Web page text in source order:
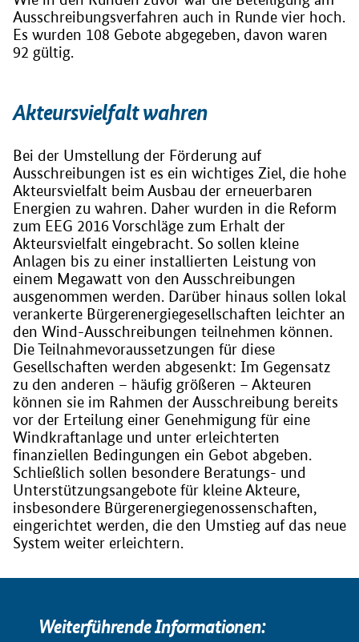
Ausschreibungsverfahren auch in Runde vier hoch.
Es wurden 108 Gebote abgegeben, davon waren
92 gültig.
Akteursvielfalt wahren
Bei der Umstellung der Förderung auf
Ausschreibungen ist es ein wichtiges Ziel, die hohe
Akteursvielfalt beim Ausbau der erneuerbaren
Energien zu wahren. Daher wurden in die Reform
zum EEG 2016 Vorschläge zum Erhalt der
Akteursvielfalt eingebracht. So sollen kleine
Anlagen bis zu einer installierten Leistung von
einem Megawatt von den Ausschreibungen
ausgenommen werden. Darüber hinaus sollen lokal
verankerte Bürgerenergiegesellschaften leichter an
den Wind-Ausschreibungen teilnehmen können.
Die Teilnahmevoraussetzungen für diese
Gesellschaften werden abgesenkt: Im Gegensatz
zu den anderen – häufig größeren – Akteuren
können sie im Rahmen der Ausschreibung bereits
vor der Erteilung einer Genehmigung für eine
Windkraftanlage und unter erleichterten
finanziellen Bedingungen ein Gebot abgeben.
Schließlich sollen besondere Beratungs- und
Unterstützungsangebote für kleine Akteure,
insbesondere Bürgerenergiegenossenschaften,
eingerichtet werden, die den Umstieg auf das neue
System weiter erleichtern.
Weiterführende Informationen: